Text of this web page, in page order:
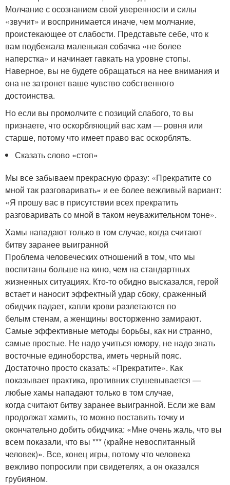
Молчание с осознанием свой уверенности и силы
«звучит» и воспринимается иначе, чем молчание,
проистекающее от слабости. Представьте себе, что к
вам подбежала маленькая собачка «не более
наперстка» и начинает гавкать на уровне стопы.
Наверное, вы не будете обращаться на нее внимания и
она не затронет ваше чувство собственного
достоинства.
Но если вы промолчите с позиций слабого, то вы
признаете, что оскорбляющий вас хам — ровня или
старше, потому что имеет право вас оскорблять.
Сказать слово «стоп»
Мы все забываем прекрасную фразу: «Прекратите со
мной так разговаривать» и ее более вежливый вариант:
«Я прошу вас в присутствии всех прекратить
разговаривать со мной в таком неуважительном тоне».
Хамы нападают только в том случае, когда считают
битву заранее выигранной
Проблема человеческих отношений в том, что мы
воспитаны больше на кино, чем на стандартных
жизненных ситуациях. Кто-то обидно высказался, герой
встает и наносит эффектный удар сбоку, сраженный
обидчик падает, капли крови разлетаются по
белым стенам, а женщины восторженно замирают.
Самые эффективные методы борьбы, как ни странно,
самые простые. Не надо учиться юмору, не надо знать
восточные единоборства, иметь черный пояс.
Достаточно просто сказать: «Прекратите». Как
показывает практика, противник стушевывается —
любые хамы нападают только в том случае,
когда считают битву заранее выигранной. Если же вам
продолжат хамить, то можно поставить точку и
окончательно добить обидчика: «Мне очень жаль, что вы
всем показали, что вы *** (крайне невоспитанный
человек)». Все, конец игры, потому что человека
вежливо попросили при свидетелях, а он оказался
грубияном.